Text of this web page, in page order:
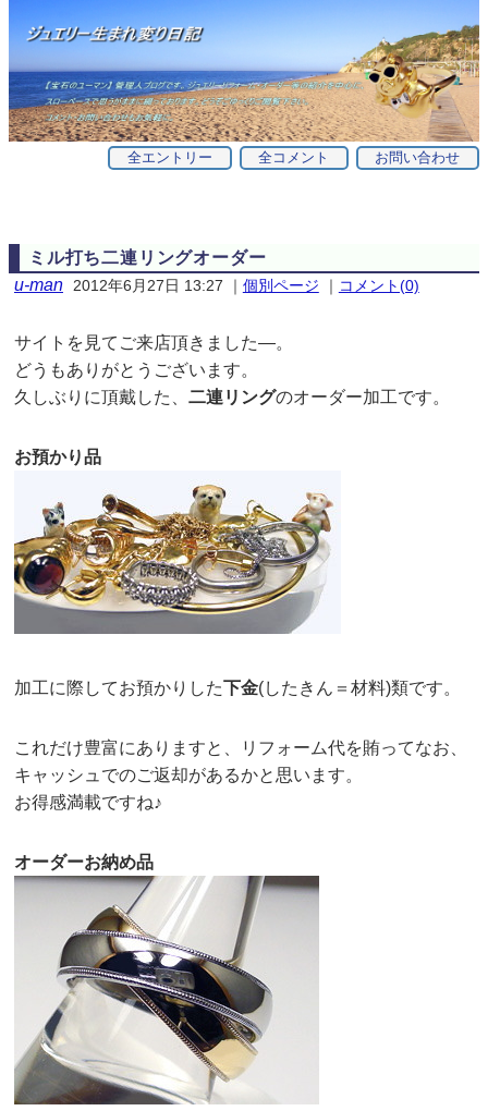
お問い合わせ
全コメント
全エントリー
ミル打ち二連リングオーダー
u-man 2012年6月27日 13:27 ｜ 個別ページ ｜ コメント(0)
サイトを見てご来店頂きました—。
どうもありがとうございます。
久しぶりに頂戴した、 二連リングのオーダー加工です。
お預かり品
加工に際してお預かりした下金(したきん＝材料)類です。
これだけ豊富にありますと、リフォーム代を賄ってなお、
キャッシュでのご返却があるかと思います。
お得感満載ですね♪
オーダーお納め品